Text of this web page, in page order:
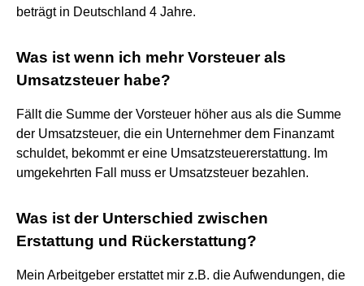
beträgt in Deutschland 4 Jahre.
Was ist wenn ich mehr Vorsteuer als
Umsatzsteuer habe?
Fällt die Summe der Vorsteuer höher aus als die Summe
der Umsatzsteuer, die ein Unternehmer dem Finanzamt
schuldet, bekommt er eine Umsatzsteuererstattung. Im
umgekehrten Fall muss er Umsatzsteuer bezahlen.
Was ist der Unterschied zwischen
Erstattung und Rückerstattung?
Mein Arbeitgeber erstattet mir z.B. die Aufwendungen, die